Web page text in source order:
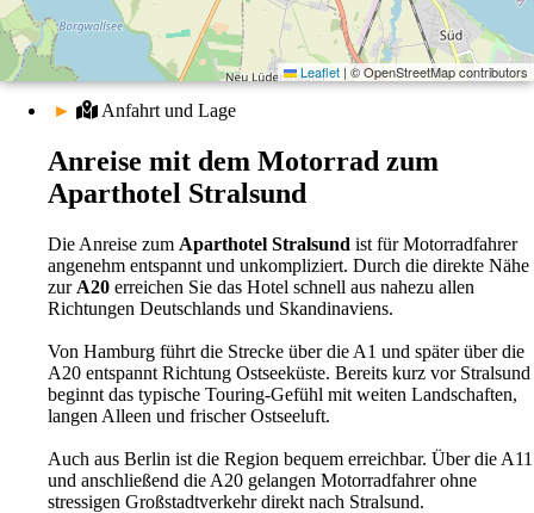
Das Aparthotel Stralsund bietet eine angenehme Mischung aus
Hotelkomfort und Apartment-Wohnen. Größere Apartments bieten
ausreichend Platz für kleine Motorradgruppen, Freunde oder Familien.
Wer mehrere Tage in der Region unterwegs ist, profitiert besonders
von den großzügigen Wohnbereichen und den praktischen Küchen.
den Abend nach einer langen Tour entspannt ausklingen zu lassen.
Stralsund erleben – Hansestadt, Hafenflair und
Ostseeurlaub
Neben beeindruckenden Motorradtouren bietet Stralsund selbst
zahlreiche Highlights. Die historische Altstadt mit ihrer berühmten
Backsteingotik gehört zum UNESCO-Weltkulturerbe und begeistert
mit maritimer Atmosphäre, kleinen Gassen und historischem
Hafenflair.
Auch Sehenswürdigkeiten wie das Ozeaneum, das Meeresmuseum,
der Hansedom oder der Tierpark sorgen für abwechslungsreiche
Urlaubstage an der Ostsee.
Fahrradfreundliches Aparthotel in Stralsund für
Leaflet | © OpenStreetMap contributors
► Anfahrt und Lage
Anreise mit dem Motorrad zum
Aparthotel Stralsund
Die Anreise zum Aparthotel Stralsund ist für Motorradfahrer
angenehm entspannt und unkompliziert. Durch die direkte Nähe
zur A20 erreichen Sie das Hotel schnell aus nahezu allen
Richtungen Deutschlands und Skandinaviens.
Von Hamburg führt die Strecke über die A1 und später über die
A20 entspannt Richtung Ostseeküste. Bereits kurz vor Stralsund
beginnt das typische Touring-Gefühl mit weiten Landschaften,
langen Alleen und frischer Ostseeluft.
Auch aus Berlin ist die Region bequem erreichbar. Über die A11
und anschließend die A20 gelangen Motorradfahrer ohne
stressigen Großstadtverkehr direkt nach Stralsund.